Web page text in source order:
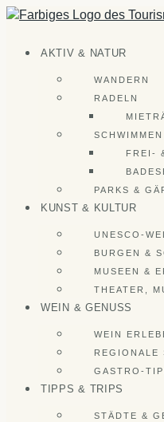
Zum
springenAKTIV & NATUR
WANDERN
RADELN
SCHWIMMEN
FREI-
PARKS &
KUNST & KULTUR
UNESCO-
BURGEN &
MUSEEN &
THEATER,
WEIN & GENUSS
WEIN
REGIONALE
GASTRO-
TIPPS & TRIPS
STÄDTE &